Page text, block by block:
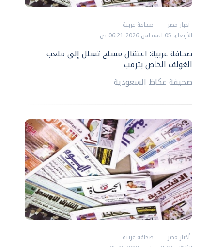
أخبار مصر
صحافة عربية
الأربعاء، 05 اغسطس 2026 06:21 ص
صحافة عربية: اعتقال مسلح تسلل إلى ملعب
الغولف الخاص بترمب
صحيفة عكاظ السعودية
أخبار مصر
صحافة عربية